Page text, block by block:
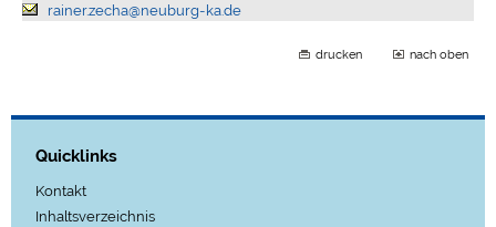
rainer.zecha@neuburg-ka.de
drucken nach oben
Quicklinks
Kontakt
Inhaltsverzeichnis